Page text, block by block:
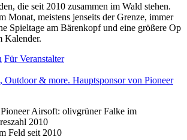
die seit 2010 zusammen im Wald stehen.
Monat, meistens jenseits der Grenze, immer
Spieltage am Bärenkopf und eine größere Op
Kalender.
Für Veranstalter
Feld seit 2010